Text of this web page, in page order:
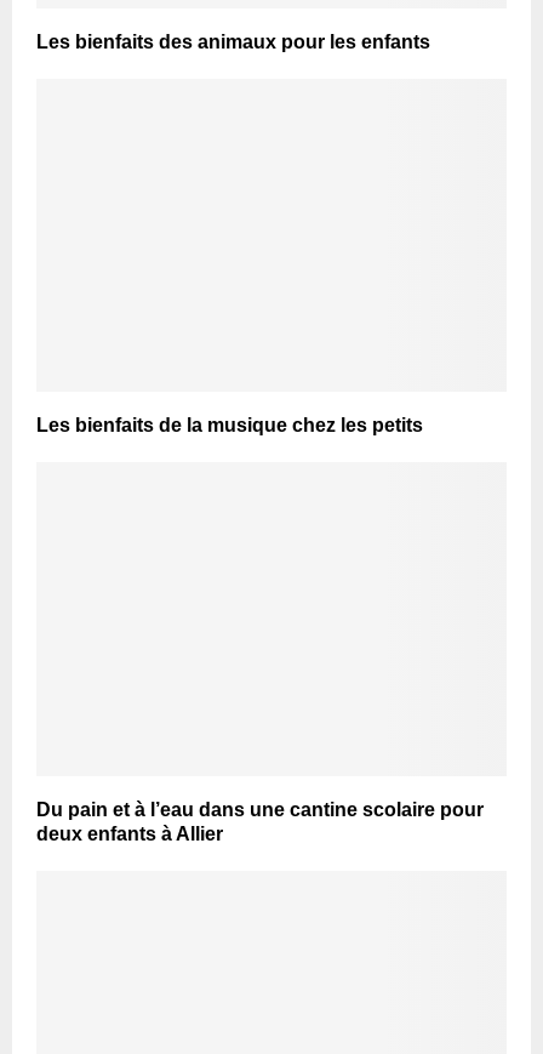
Les bienfaits des animaux pour les enfants
Les bienfaits de la musique chez les petits
Du pain et à l’eau dans une cantine scolaire pour
deux enfants à Allier